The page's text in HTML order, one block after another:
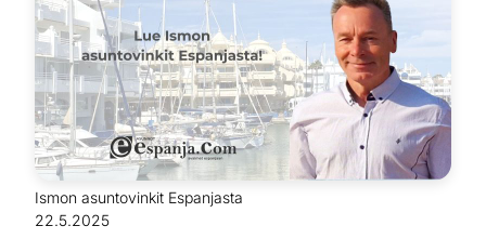
Ismon asuntovinkit Espanjasta
22.5.2025